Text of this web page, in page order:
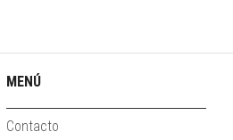
MENÚ
Contacto